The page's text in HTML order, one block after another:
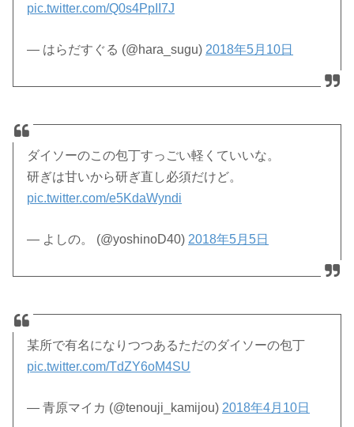
pic.twitter.com/Q0s4PpII7J
— はらだすぐる (@hara_sugu) 2018年5月10日
ダイソーのこの包丁すっごい軽くていいな。
研ぎは甘いから研ぎ直し必須だけど。
pic.twitter.com/e5KdaWyndi
— よしの。 (@yoshinoD40) 2018年5月5日
某所で有名になりつつあるただのダイソーの包丁
pic.twitter.com/TdZY6oM4SU
— 青原マイカ (@tenouji_kamijou) 2018年4月10日